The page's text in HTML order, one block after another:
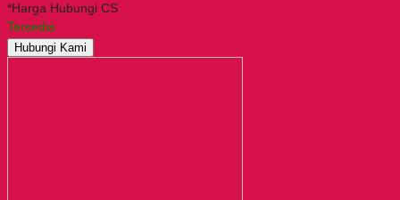
*Harga Hubungi CS
Tersedia
Hubungi Kami